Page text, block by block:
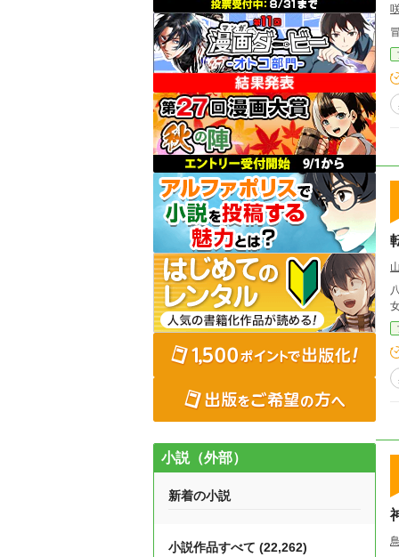
小説（外部）
新着の小説
小説作品すべて (22,262)